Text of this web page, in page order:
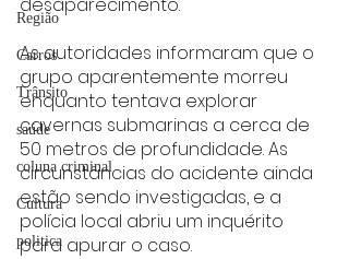
Região
Carros
Trânsito
saúde
coluna criminal
Cultura
politica
As autoridades informaram que o
grupo aparentemente morreu
enquanto tentava explorar
cavernas submarinas a cerca de
50 metros de profundidade. As
circunstâncias do acidente ainda
estão sendo investigadas, e a
polícia local abriu um inquérito
para apurar o caso.